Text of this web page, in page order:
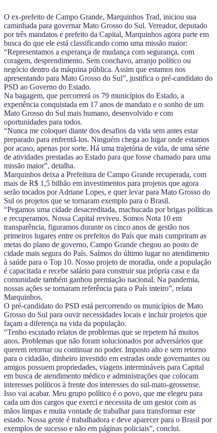
O ex-prefeito de Campo Grande, Marquinhos Trad, iniciou sua
caminhada para governar Mato Grosso do Sul. Vereador, deputado
por três mandatos e prefeito da Capital, Marquinhos agora parte em
busca do que ele está classificando como uma missão maior:
“Representamos a esperança de mudança com segurança, com
coragem, desprendimento. Sem conchavo, arranjo político ou
negócio dentro da máquina pública. Assim que estamos nos
apresentando para Mato Grosso do Sul”, justifica o pré-candidato do
PSD ao Governo do Estado.
Na bagagem, que percorrerá os 79 municípios do Estado, a
experiência conquistada em 17 anos de mandato e o sonho de um
Mato Grosso do Sul mais humano, desenvolvido e com
oportunidades para todos.
“Nunca me coloquei diante dos desafios da vida sem antes estar
preparado para enfrentá-los. Ninguém chega ao lugar onde estamos
por acaso, apenas por sorte. Há uma trajetória de vida, de uma série
de atividades prestadas ao Estado para que fosse chamado para uma
missão maior”, detalha.
Marquinhos deixa a Prefeitura de Campo Grande recuperada, com
mais de R$ 1,5 bilhão em investimentos para projetos que agora
serão tocados por Adriane Lopes, e quer levar para Mato Grosso do
Sul os projetos que se tornaram exemplo para o Brasil.
“Pegamos uma cidade desacreditada, machucada por brigas políticas
e recuperamos. Nossa Capital reviveu. Somos Nota 10 em
transparência, figuramos durante os cinco anos de gestão nos
primeiros lugares entre os prefeitos do País que mais cumpriram as
metas do plano de governo, Campo Grande chegou ao posto de
cidade mais segura do País. Saímos do último lugar no atendimento
à saúde para o Top 10. Nosso projeto de moradia, onde a população
é capacitada e recebe salário para construir sua própria casa e da
comunidade também ganhou premiação nacional. Na pandemia,
nossas ações se tornaram referência para o País inteiro”, relata
Marquinhos.
O pré-candidato do PSD está percorrendo os municípios de Mato
Grosso do Sul para ouvir necessidades locais e incluir projetos que
façam a diferença na vida da população.
“Tenho escutado relatos de problemas que se repetem há muitos
anos. Problemas que não foram solucionados por adversários que
querem retornar ou continuar no poder. Imposto alto e sem retorno
para o cidadão, dinheiro investido em estradas onde governantes ou
amigos possuem propriedades, viagens intermináveis para Capital
em busca de atendimento médico e administrações que colocam
interesses políticos à frente dos interesses do sul-mato-grossense.
Isso vai acabar. Meu grupo político é o povo, que me elegeu para
cada um dos cargos que exerci e necessita de um gestor com as
mãos limpas e muita vontade de trabalhar para transformar este
estado. Nossa gente é trabalhadora e deve aparecer para o Brasil por
exemplos de sucesso e não em páginas policiais”, conclui.